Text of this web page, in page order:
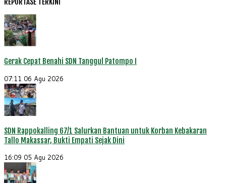
Gerak Cepat Benahi SDN Tanggul Patompo I
07:11 06 Agu 2026
SDN Rappokalling 67/1 Salurkan Bantuan untuk Korban Kebakaran
Tallo Makassar, Bukti Empati Sejak Dini
16:09 05 Agu 2026